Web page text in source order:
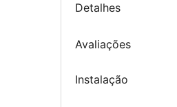
Detalhes
Avaliações
Instalação